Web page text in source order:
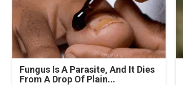
Fungus Is A Parasite, And It Dies
From A Drop Of Plain...